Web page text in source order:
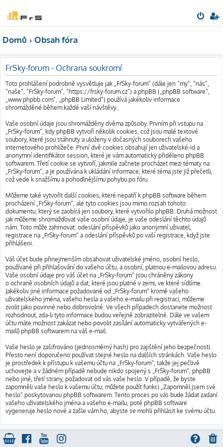
Domů Obsah fóra
FrSky-forum - Ochrana soukromí
Toto prohlášení podrobně vysvětluje jak „FrSky-forum“ (dále jen “my”, “nás”,
“naše”, “FrSky-forum”, “https://frsky-forum.cz”) a phpBB („phpBB software“,
„www.phpbb.com“, „phpBB Limited“) používá jakékoliv informace
shromážděné během každé vaší návštěvy.
Vaše osobní údaje jsou shromážděny dvěma způsoby. Prvním při vstupu na
„FrSky-forum“, kdy phpBB vytvoří několik cookies, což jsou malé textové
soubory, které jsou stáhnuty a uloženy v dočasných souborech vašeho
internetového prohlížeče. První dvě cookies obsahují jen uživatelské-id a
anonymní identifikátor session, které je vám automaticky přiděleno phpBB
softwarem. Třetí cookie se vytvoří, jakmile začnete procházet mezi tématy na
„FrSky-forum“, a je používána k ukládání informace, které téma jste již přečetli,
což vede k snažšímu a pohodlnějšímu pohybu po fóru.
Můžeme také vytvořit další cookies, které nepatří k phpBB software během
procházení „FrSky-forum“, ale tyto cookies jsou mimo rozsah tohoto
dokumentu, který se zaobírá jen soubory, které vytvořilo phpBB. Druhá možnost
jak můžeme shromažďovat vaše osobní údaje, je vaše odeslání těchto údajů
nám. Toto může zahrnovat: odeslání příspěvků jako anonymní uživatel,
registrace na „FrSky-forum“ a odeslání příspěvků po vaší registrace, když jste
přihlášeni.
Váš účet bude přinejmenším obsahovat uživatelské jméno, osobní heslo,
používané při přihlašování do vašeho účtu, a osobní, platnou e-mailovou adresu.
Vaše osobní údaje pro váš účet na „FrSky-forum“ jsou chráněny zákony
o ochraně osobních údajů a dat, které jsou platné v zemi, ve které sídlíme.
Jakékoliv jiné informace požadované od „FrSky-forum“ kromě vašeho
uživatelského jména, vašeho hesla a vašeho e-mailu při registraci, můžeme
zvolit jako povinné nebo dobrovolné. Ve všech případech dostanete možnost
rozhodnout, zda-li tyto informace budou veřejně zobrazitelné. Dále ve vašem
účtu máte možnost zakázat nebo povolit zasílání automaticky vytvářených e-
mailů phpBB softwarem na váš e-mail.
Vaše heslo je zašifrováno (jednosměrný hash) pro zajištění jeho bezpečnosti.
Přesto není doporučeno používat stejné heslo na dalších stránkách. Vaše heslo
je prostředek k přístupu k vašemu účtu na „FrSky-forum“, takže jej pečlivě
uchovejte a v žádném případě nebude nikdo spojený s „FrSky-forum“, phpBB
nebo jiné, třetí strany, požadovat od vás vaše heslo. V případě, že byste
zapomněli vaše heslo k vašemu účtu, můžete použít funkci „Zapomněl jsem své
heslo“ poskytovanou phpBB softwarem. Tento proces po vás bude žádat zadaní
vašeho uživatelského jména a vašeho e-mailu, poté phpBB software
vygeneruje heslo nové a zašle vám ho, abyste se mohli přihlásit ke svému účtu.